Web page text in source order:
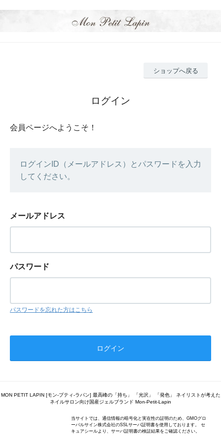
ショップへ戻る
ログイン
会員ページへようこそ！
ログインID（メールアドレス）とパスワードを入力
してください。
メールアドレス
パスワード
パスワードを忘れた方はこちら
MON PETIT LAPIN [モン-プティ-ラパン] 最高峰の「持ち」 「光沢」 「発色」 ネイリストが考えた
ネイルサロン向け国産ジェルブランド Mon-Petit-Lapin
当サイトでは、通信情報の暗号化と実在性の証明のため、GMOグロ
ーバルサイン株式会社のSSLサーバ証明書を使用しております。 セ
キュアシールより、サーバ証明書の検証結果をご確認ください。